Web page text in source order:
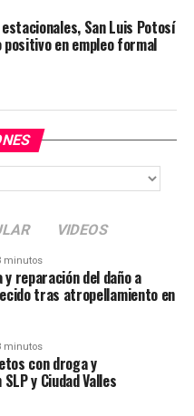
a las
San Luis Potosí
positivo en empleo formal
VIDEOS
minutos
reparación del daño a
tras atropellamiento en
minutos
con droga y
y Ciudad Valles